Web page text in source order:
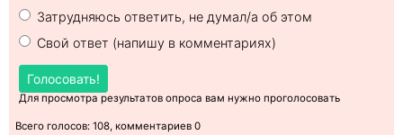
Затрудняюсь ответить, не думал/а об этом
Свой ответ (напишу в комментариях)
Голосовать!
Для просмотра результатов опроса вам нужно проголосовать
Всего голосов: 108, комментариев 0